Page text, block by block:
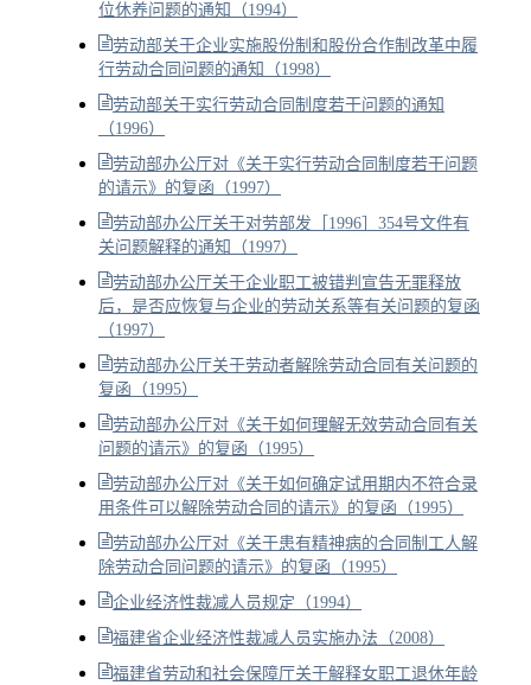
位休养问题的通知（1994）
劳动部关于企业实施股份制和股份合作制改革中履
行劳动合同问题的通知（1998）
劳动部关于实行劳动合同制度若干问题的通知
（1996）
劳动部办公厅对《关于实行劳动合同制度若干问题
的请示》的复函（1997）
劳动部办公厅关于对劳部发［1996］354号文件有
关问题解释的通知（1997）
劳动部办公厅关于企业职工被错判宣告无罪释放
后，是否应恢复与企业的劳动关系等有关问题的复函
（1997）
劳动部办公厅关于劳动者解除劳动合同有关问题的
复函（1995）
劳动部办公厅对《关于如何理解无效劳动合同有关
问题的请示》的复函（1995）
劳动部办公厅对《关于如何确定试用期内不符合录
用条件可以解除劳动合同的请示》的复函（1995）
劳动部办公厅对《关于患有精神病的合同制工人解
除劳动合同问题的请示》的复函（1995）
企业经济性裁减人员规定（1994）
福建省企业经济性裁减人员实施办法（2008）
福建省劳动和社会保障厅关于解释女职工退休年龄